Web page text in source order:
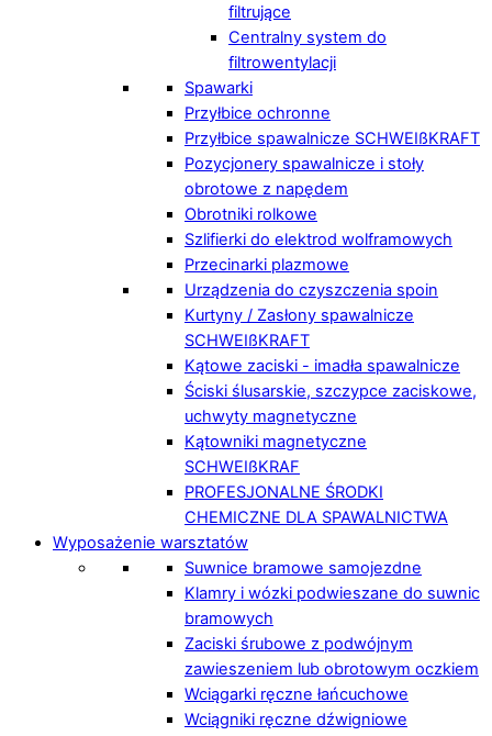
filtrujące
Centralny system do
filtrowentylacji
Spawarki
Przyłbice ochronne
Przyłbice spawalnicze SCHWEIßKRAFT
Pozycjonery spawalnicze i stoły
obrotowe z napędem
Obrotniki rolkowe
Szlifierki do elektrod wolframowych
Przecinarki plazmowe
Urządzenia do czyszczenia spoin
Kurtyny / Zasłony spawalnicze
SCHWEIßKRAFT
Kątowe zaciski - imadła spawalnicze
Ściski ślusarskie, szczypce zaciskowe,
uchwyty magnetyczne
Kątowniki magnetyczne
SCHWEIßKRAF
PROFESJONALNE ŚRODKI
CHEMICZNE DLA SPAWALNICTWA
Wyposażenie warsztatów
Suwnice bramowe samojezdne
Klamry i wózki podwieszane do suwnic
bramowych
Zaciski śrubowe z podwójnym
zawieszeniem lub obrotowym oczkiem
Wciągarki ręczne łańcuchowe
Wciągniki ręczne dźwigniowe